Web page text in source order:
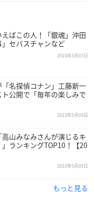
ばこの人！「銀魂」沖田
セバスチャンなど
2023年5月07日
名探偵コナン」工藤新一
公開で「毎年の楽しみで
2023年5月05日
山みなみさんが演じるキ
ランキングTOP10！【20
2023年5月05日
もっと見る